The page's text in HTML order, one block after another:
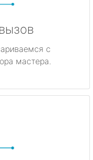
с
мастера.